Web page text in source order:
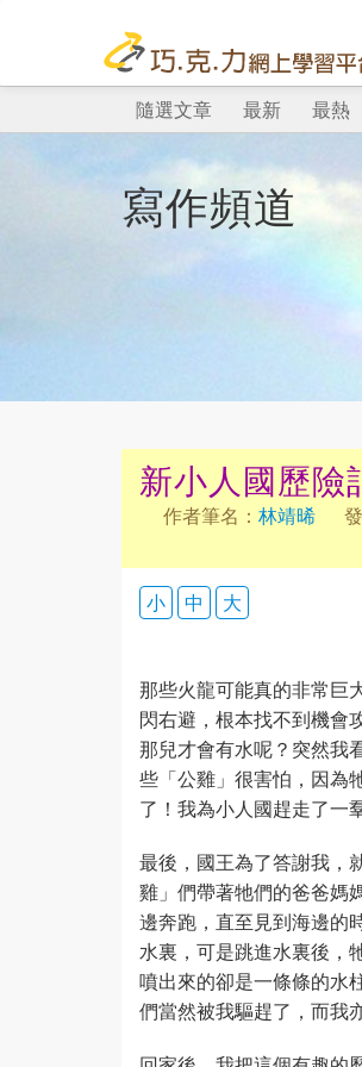
隨選文章 最新 最熱
寫作頻道
新小人國歷險
作者筆名： 林靖晞
小 中 大
那些火龍可能真的非常巨
閃右避，根本找不到機會
那兒才會有水呢？突然我
些「公雞」很害怕，因為
了！我為小人國趕走了一
最後，國王為了答謝我，
雞」們帶著牠們的爸爸媽
邊奔跑，直至見到海邊的
水裏，可是跳進水裏後，
噴出來的卻是一條條的水
們當然被我驅趕了，而我